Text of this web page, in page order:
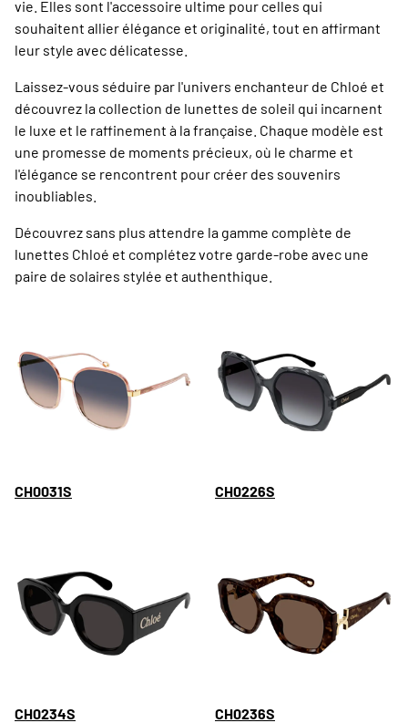
vie. Elles sont l'accessoire ultime pour celles qui
souhaitent allier élégance et originalité, tout en affirmant
leur style avec délicatesse.
Laissez-vous séduire par l'univers enchanteur de Chloé et
découvrez la collection de lunettes de soleil qui incarnent
le luxe et le raffinement à la française. Chaque modèle est
une promesse de moments précieux, où le charme et
l'élégance se rencontrent pour créer des souvenirs
inoubliables.
Découvrez sans plus attendre la gamme complète de
lunettes Chloé et complétez votre garde-robe avec une
paire de solaires stylée et authenthique.
CH0031S CH0226S
CH0234S CH0236S